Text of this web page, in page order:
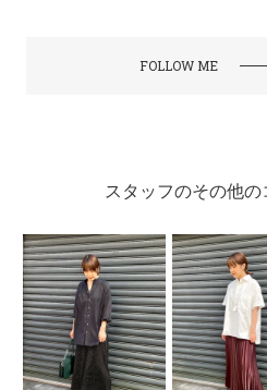
FOLLOW ME
スタッフのその他の